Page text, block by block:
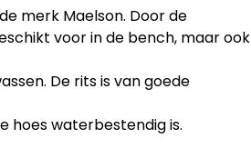
merk Maelson. Door de
voor in de bench, maar ook
De rits is van goede
hoes waterbestendig is.